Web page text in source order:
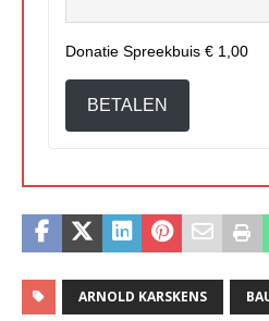
Donatie Spreekbuis € 1,00
BETALEN
ARNOLD KARSKENS